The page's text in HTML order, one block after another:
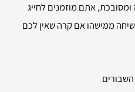
אתם מוזמנים לחייג
ממישהו אם קרה שאין לכם
השבורים